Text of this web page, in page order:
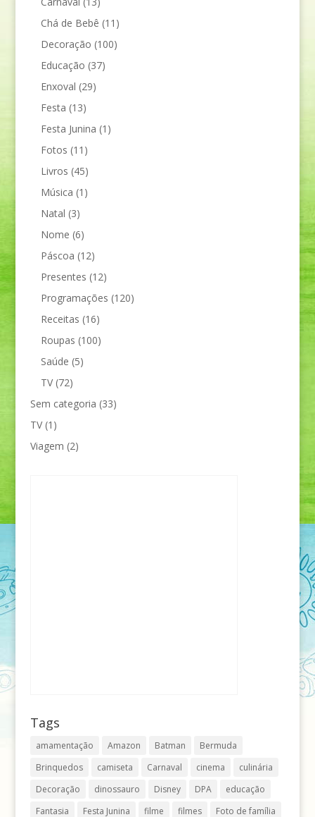
Chá de Bebê (11)
Decoração (100)
Educação (37)
Enxoval (29)
Festa (13)
Festa Junina (1)
Fotos (11)
Livros (45)
Música (1)
Natal (3)
Nome (6)
Páscoa (12)
Presentes (12)
Programações (120)
Receitas (16)
Roupas (100)
Saúde (5)
TV(72)
Sem categoria (33)
TV(1)
Viagem (2)
Tags
amamentação Amazon Batman
Bermuda
Brinquedos
camiseta Carnaval cinema
culinária
Decoração
dinossauro Disney DPA
educação
Fantasia
Festa Junina filme filmes Foto de família